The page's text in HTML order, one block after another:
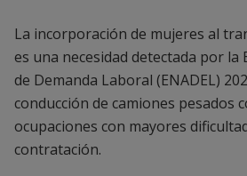
La incorporación de mujeres al
es una necesidad detectada por la
de Demanda Laboral (ENADEL)
conducción de camiones pesados
ocupaciones con mayores
contratación.